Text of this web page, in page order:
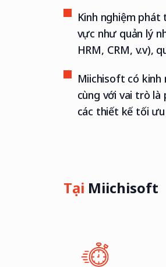
Kinh nghiệm phát
vực như quản lý
HRM, CRM, v.v),
Miichisoft có
cùng với vai trò là
các thiết kế tối
Tại Miichisoft